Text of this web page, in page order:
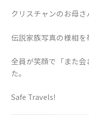
クリスチャンのお母さ
伝説家族写真の様相を
全員が笑顔で「また
た。
Safe Travels!